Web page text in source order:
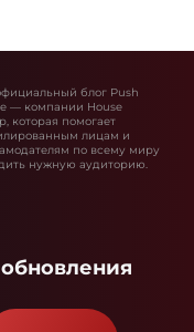
блог Push
— компании House
которая помогает
лицам и
по всему миру
нужную аудиторию.